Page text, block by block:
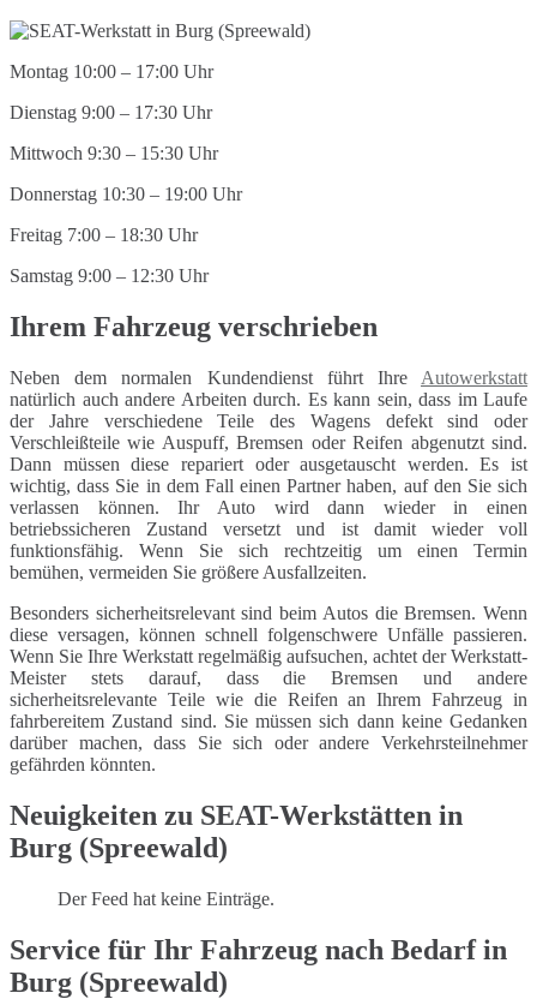
Montag 10:00 – 17:00 Uhr
Dienstag 9:00 – 17:30 Uhr
Mittwoch 9:30 – 15:30 Uhr
Donnerstag 10:30 – 19:00 Uhr
Freitag 7:00 – 18:30 Uhr
Samstag 9:00 – 12:30 Uhr
Ihrem Fahrzeug verschrieben
Neben dem normalen Kundendienst führt Ihre Autowerkstatt
natürlich auch andere Arbeiten durch. Es kann sein, dass im Laufe
der Jahre verschiedene Teile des Wagens defekt sind oder
Verschleißteile wie Auspuff, Bremsen oder Reifen abgenutzt sind.
Dann müssen diese repariert oder ausgetauscht werden. Es ist
wichtig, dass Sie in dem Fall einen Partner haben, auf den Sie sich
verlassen können. Ihr Auto wird dann wieder in einen
betriebssicheren Zustand versetzt und ist damit wieder voll
funktionsfähig. Wenn Sie sich rechtzeitig um einen Termin
bemühen, vermeiden Sie größere Ausfallzeiten.
Besonders sicherheitsrelevant sind beim Autos die Bremsen. Wenn
diese versagen, können schnell folgenschwere Unfälle passieren.
Wenn Sie Ihre Werkstatt regelmäßig aufsuchen, achtet der Werkstatt-
Meister stets darauf, dass die Bremsen und andere
sicherheitsrelevante Teile wie die Reifen an Ihrem Fahrzeug in
fahrbereitem Zustand sind. Sie müssen sich dann keine Gedanken
darüber machen, dass Sie sich oder andere Verkehrsteilnehmer
gefährden könnten.
Neuigkeiten zu SEAT-Werkstätten in
Burg (Spreewald)
Der Feed hat keine Einträge.
Service für Ihr Fahrzeug nach Bedarf in
Burg (Spreewald)